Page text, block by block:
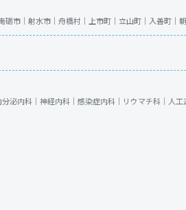
砺市｜ 射水市｜ 舟橋村｜ 上市町｜ 立山町｜ 入善町｜
分泌内科｜ 神経内科｜ 感染症内科｜ リウマチ科｜ 人工